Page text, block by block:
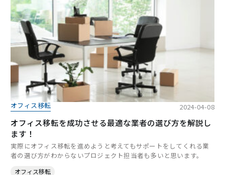
オフィス移転 2024-04-08
オフィス移転を成功させる最適な業者の選び方を解説し
ます！
実際にオフィス移転を進めようと考えてもサポートをしてくれる業
者の選び方がわからないプロジェクト担当者も多いと思います。
オフィス移転